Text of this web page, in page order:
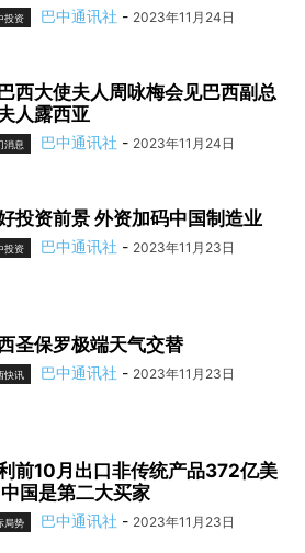
投资 巴中通讯社 - 2023年11月24日
西大使夫人周咏梅会见巴西副总
人露西亚
消息 巴中通讯社 - 2023年11月24日
投资前景 外资加码中国制造业
投资 巴中通讯社 - 2023年11月23日
圣保罗极端天气交替
快讯 巴中通讯社 - 2023年11月23日
前10月出口非传统产品372亿美
国是第二大买家
局势 巴中通讯社 - 2023年11月23日